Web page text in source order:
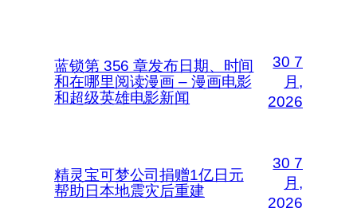
蓝锁第 356 章发布日期、时间
和在哪里阅读漫画 – 漫画电影
和超级英雄电影新闻
30 7
月,
2026
精灵宝可梦公司捐赠1亿日元
帮助日本地震灾后重建
30 7
月,
2026